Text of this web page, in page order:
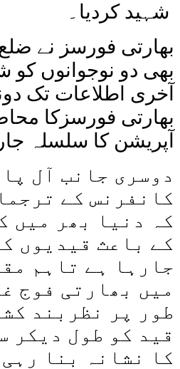
بھارتی فورسز نے
بھی دو نوجوانوں کو
آخری اطلاعات تک
بھارتی فورسزکا
آپریشن کا سلسلہ
دوسری جانب آل
کانفرنس کے
کہ دنیا بھر میں
کے باعث قیدیوں
جارہا ہے تاہم
میں بھارتی فوج
طور پر نظربند
قید کو طول دیکر
کا نشانہ بنا رہی